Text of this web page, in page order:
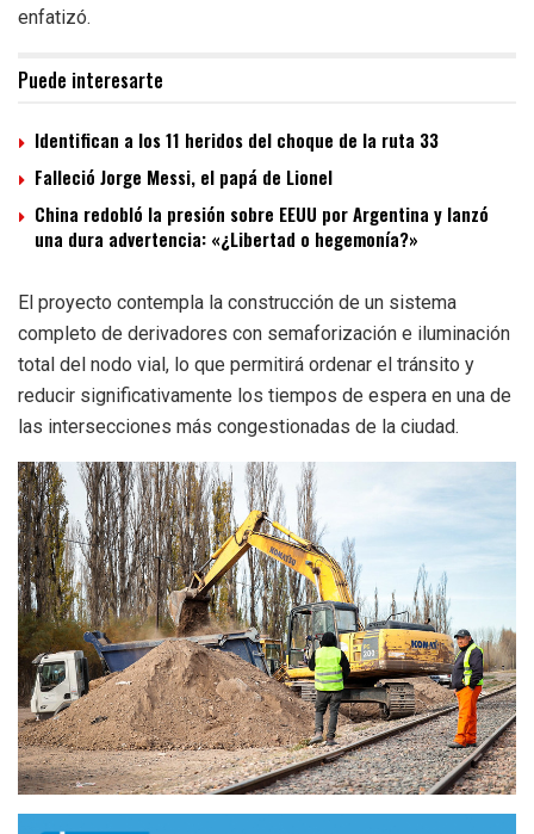
enfatizó.
Puede interesarte
Identifican a los 11 heridos del choque de la ruta 33
Falleció Jorge Messi, el papá de Lionel
China redobló la presión sobre EEUU por Argentina y lanzó
una dura advertencia: «¿Libertad o hegemonía?»
El proyecto contempla la construcción de un sistema
completo de derivadores con semaforización e iluminación
total del nodo vial, lo que permitirá ordenar el tránsito y
reducir significativamente los tiempos de espera en una de
las intersecciones más congestionadas de la ciudad.